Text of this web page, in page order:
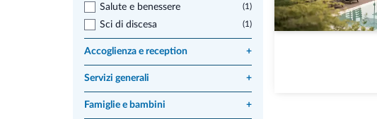
Salute e benessere (1)
Sci di discesa (1)
Accoglienza e reception +
Servizi generali +
Famiglie e bambini +